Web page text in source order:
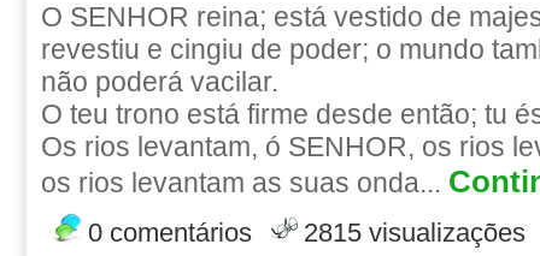
O SENHOR reina; está vestido de
revestiu e cingiu de poder; o mundo
não poderá vacilar.
O teu trono está firme desde então; tu
Os rios levantam, ó SENHOR, os rios
os rios levantam as suas onda...
0 comentários 2815 visualizações